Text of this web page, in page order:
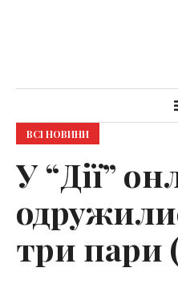
ВСІ НОВИНИ
У “Дії”
три пари